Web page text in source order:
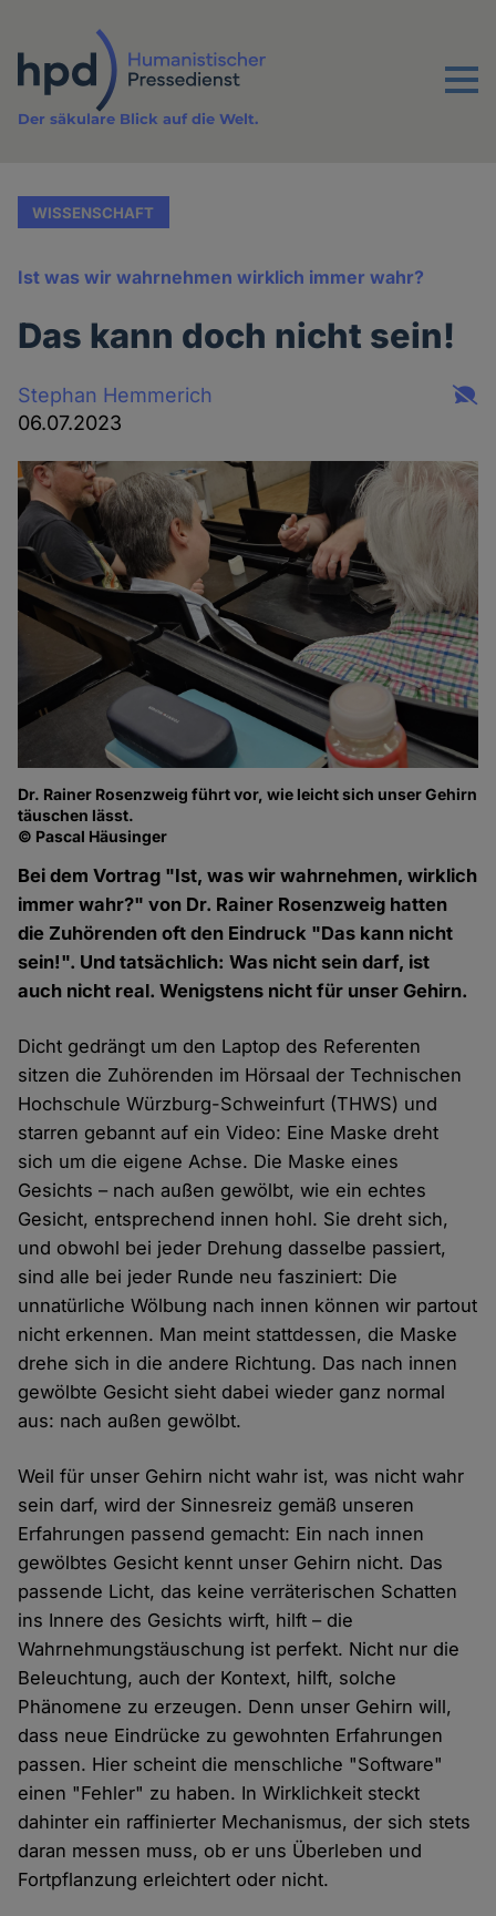
Inhalt
Menu
Der säkulare Blick auf die Welt.
WISSENSCHAFT
Ist was wir wahrnehmen wirklich immer wahr?
Das kann doch nicht sein!
Stephan Hemmerich
06.07.2023
Dr. Rainer Rosenzweig führt vor, wie leicht sich unser Gehirn
täuschen lässt.
© Pascal Häusinger
Bei dem Vortrag "Ist, was wir wahrnehmen, wirklich
immer wahr?" von Dr. Rainer Rosenzweig hatten
die Zuhörenden oft den Eindruck "Das kann nicht
sein!". Und tatsächlich: Was nicht sein darf, ist
auch nicht real. Wenigstens nicht für unser Gehirn.
Dicht gedrängt um den Laptop des Referenten
sitzen die Zuhörenden im Hörsaal der Technischen
Hochschule Würzburg-Schweinfurt (THWS) und
starren gebannt auf ein Video: Eine Maske dreht
sich um die eigene Achse. Die Maske eines
Gesichts – nach außen gewölbt, wie ein echtes
Gesicht, entsprechend innen hohl. Sie dreht sich,
und obwohl bei jeder Drehung dasselbe passiert,
sind alle bei jeder Runde neu fasziniert: Die
unnatürliche Wölbung nach innen können wir partout
nicht erkennen. Man meint stattdessen, die Maske
drehe sich in die andere Richtung. Das nach innen
gewölbte Gesicht sieht dabei wieder ganz normal
aus: nach außen gewölbt.
Weil für unser Gehirn nicht wahr ist, was nicht wahr
sein darf, wird der Sinnesreiz gemäß unseren
Erfahrungen passend gemacht: Ein nach innen
gewölbtes Gesicht kennt unser Gehirn nicht. Das
passende Licht, das keine verräterischen Schatten
ins Innere des Gesichts wirft, hilft – die
Wahrnehmungstäuschung ist perfekt. Nicht nur die
Beleuchtung, auch der Kontext, hilft, solche
Phänomene zu erzeugen. Denn unser Gehirn will,
dass neue Eindrücke zu gewohnten Erfahrungen
passen. Hier scheint die menschliche "Software"
einen "Fehler" zu haben. In Wirklichkeit steckt
dahinter ein raffinierter Mechanismus, der sich stets
daran messen muss, ob er uns Überleben und
Fortpflanzung erleichtert oder nicht.